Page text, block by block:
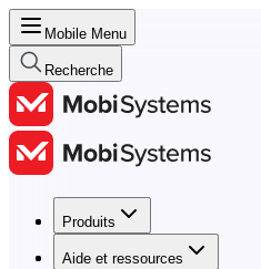
Mobile Menu
Recherche
Produits
Aide et ressources
Produits
Aide et ressources